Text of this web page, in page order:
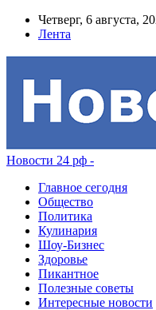
Четверг, 6 августа,
Лента
Новости 24 рф -
Главное сегодня
Общество
Политика
Кулинария
Шоу-Бизнес
Здоровье
Пикантное
Полезные советы
Интересные новости